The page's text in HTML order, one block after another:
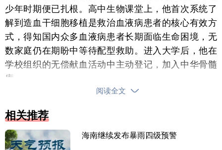
少年时期便已扎根。高中生物课堂上，他首次系统了
解到造血干细胞移植是救治血液病患者的核心有效方
式，得知国内众多血液病患者长期面临生命困境，无
数家庭仍在期盼中等待配型救助。进入大学后，他在
学校组织的无偿献血活动中主动登记，加入中华骨髓
库。
展实验，得知消息后，他在意外之余，更多的是欣喜
与坚定。他第一时间将此事告知家人与好友，亲友对
此表示理解与支持，成了他完成捐献最坚实的后盾。
阅读全文
相关推荐
海南继续发布暴雨四级预警